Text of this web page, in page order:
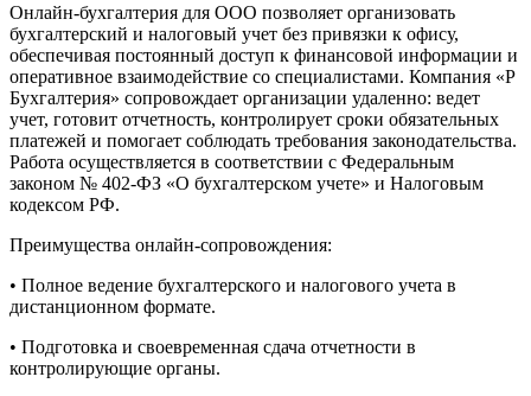
Онлайн-бухгалтерия для ООО позволяет организовать
бухгалтерский и налоговый учет без привязки к офису,
обеспечивая постоянный доступ к финансовой информации и
оперативное взаимодействие со специалистами. Компания «Р
Бухгалтерия» сопровождает организации удаленно: ведет
учет, готовит отчетность, контролирует сроки обязательных
платежей и помогает соблюдать требования законодательства.
Работа осуществляется в соответствии с Федеральным
законом № 402-ФЗ «О бухгалтерском учете» и Налоговым
кодексом РФ.
Преимущества онлайн-сопровождения:
• Полное ведение бухгалтерского и налогового учета в
дистанционном формате.
• Подготовка и своевременная сдача отчетности в
контролирующие органы.